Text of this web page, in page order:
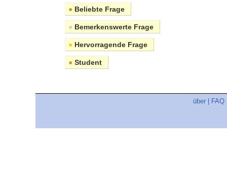
● Beliebte Frage
● Bemerkenswerte Frage
● Hervorragende Frage
● Student
über FAQ